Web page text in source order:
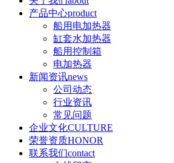
产品中心product
船用电加热器
缸套水加热器
船用控制箱
电加热器
新闻资讯news
公司动态
行业资讯
常见问题
企业文化CULTURE
荣誉资质HONOR
联系我们contact